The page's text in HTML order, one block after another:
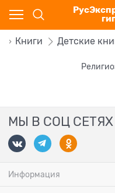
Книги Детские
МЫ В СОЦ СЕТЯХ
Информация